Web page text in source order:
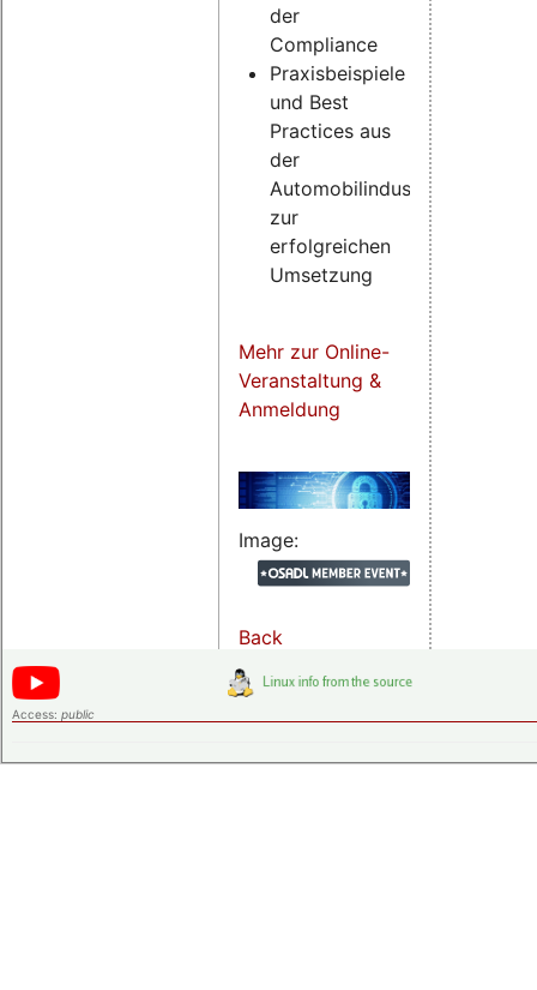
der
Compliance
Praxisbeispiele
und Best
Practices aus
der
Automobilindustrie
zur
erfolgreichen
Umsetzung
Mehr zur Online-
Veranstaltung &
Anmeldung
Image:
Back
Access: public